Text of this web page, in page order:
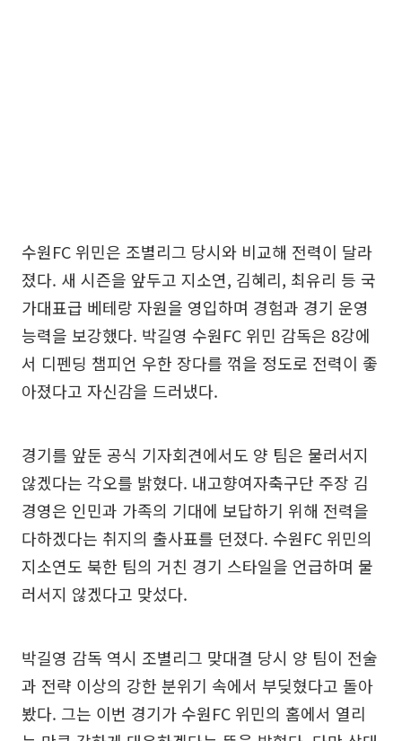
수원FC 위민은 조별리그 당시와 비교해 전력이 달라
졌다. 새 시즌을 앞두고 지소연, 김혜리, 최유리 등 국
가대표급 베테랑 자원을 영입하며 경험과 경기 운영
능력을 보강했다. 박길영 수원FC 위민 감독은 8강에
서 디펜딩 챔피언 우한 장다를 꺾을 정도로 전력이 좋
아졌다고 자신감을 드러냈다.
경기를 앞둔 공식 기자회견에서도 양 팀은 물러서지
않겠다는 각오를 밝혔다. 내고향여자축구단 주장 김
경영은 인민과 가족의 기대에 보답하기 위해 전력을
다하겠다는 취지의 출사표를 던졌다. 수원FC 위민의
지소연도 북한 팀의 거친 경기 스타일을 언급하며 물
러서지 않겠다고 맞섰다.
박길영 감독 역시 조별리그 맞대결 당시 양 팀이 전술
과 전략 이상의 강한 분위기 속에서 부딪혔다고 돌아
봤다. 그는 이번 경기가 수원FC 위민의 홈에서 열리